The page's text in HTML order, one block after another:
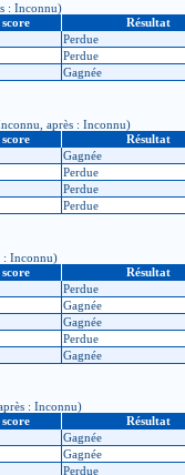
: Inconnu)
Résultat
Perdue
Perdue
Gagnée
après : Inconnu)
Résultat
Gagnée
Perdue
Perdue
Perdue
: Inconnu)
Résultat
Perdue
Gagnée
Gagnée
Perdue
Gagnée
: Inconnu)
Résultat
Gagnée
Gagnée
Perdue